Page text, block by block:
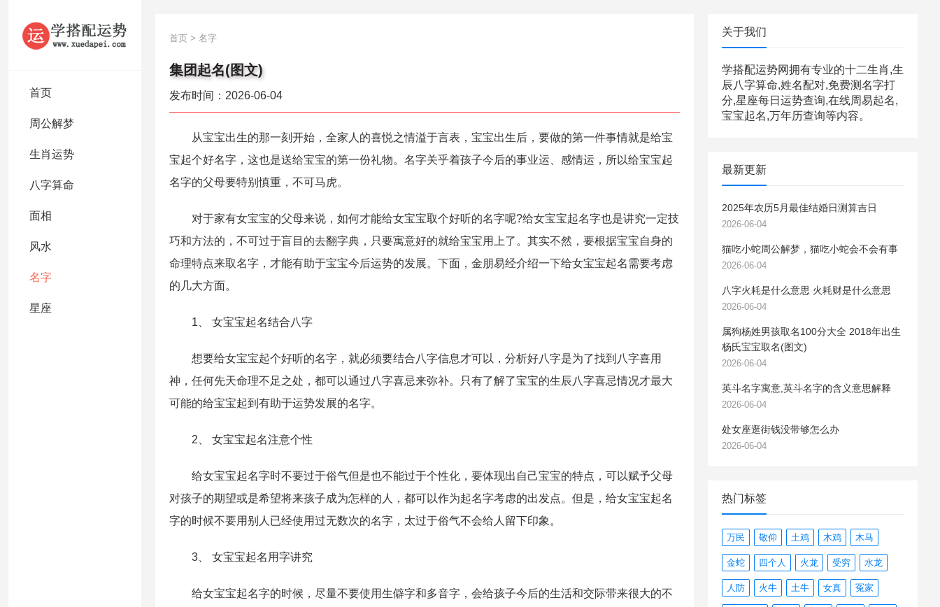
首页
周公解梦
生肖运势
八字算命
面相
风水
名字
星座
首页 > 名字
集团起名(图文)
发布时间：2026-06-04
从宝宝出生的那一刻开始，全家人的喜悦之情溢于言表，宝宝出生后，要做的第一件事情就是给宝
宝起个好名字，这也是送给宝宝的第一份礼物。名字关乎着孩子今后的事业运、感情运，所以给宝宝起
名字的父母要特别慎重，不可马虎。
对于家有女宝宝的父母来说，如何才能给女宝宝取个好听的名字呢?给女宝宝起名字也是讲究一定技
巧和方法的，不可过于盲目的去翻字典，只要寓意好的就给宝宝用上了。其实不然，要根据宝宝自身的
命理特点来取名字，才能有助于宝宝今后运势的发展。下面，金朋易经介绍一下给女宝宝起名需要考虑
的几大方面。
1、 女宝宝起名结合八字
想要给女宝宝起个好听的名字，就必须要结合八字信息才可以，分析好八字是为了找到八字喜用
神，任何先天命理不足之处，都可以通过八字喜忌来弥补。只有了解了宝宝的生辰八字喜忌情况才最大
可能的给宝宝起到有助于运势发展的名字。
2、 女宝宝起名注意个性
给女宝宝起名字时不要过于俗气但是也不能过于个性化，要体现出自己宝宝的特点，可以赋予父母
对孩子的期望或是希望将来孩子成为怎样的人，都可以作为起名字考虑的出发点。但是，给女宝宝起名
字的时候不要用别人已经使用过无数次的名字，太过于俗气不会给人留下印象。
3、 女宝宝起名用字讲究
给女宝宝起名字的时候，尽量不要使用生僻字和多音字，会给孩子今后的生活和交际带来很大的不
关于我们
学搭配运势网拥有专业的十二生肖,生
辰八字算命,姓名配对,免费测名字打
分,星座每日运势查询,在线周易起名,
宝宝起名,万年历查询等内容。
最新更新
2025年农历5月最佳结婚日测算吉日
2026-06-04
猫吃小蛇周公解梦，猫吃小蛇会不会有事
2026-06-04
八字火耗是什么意思 火耗财是什么意思
2026-06-04
属狗杨姓男孩取名100分大全 2018年出生
杨氏宝宝取名(图文)
2026-06-04
英斗名字寓意,英斗名字的含义意思解释
2026-06-04
处女座逛街钱没带够怎么办
2026-06-04
热门标签
万民 敬仰 土鸡 木鸡 木马
金蛇 四个人 火龙 受穷 水龙
人防 火牛 土牛 女真 冤家